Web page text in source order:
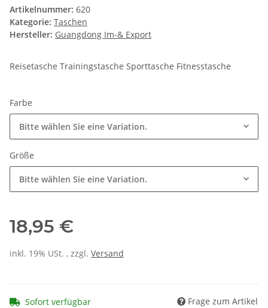
Artikelnummer: 620
Kategorie: Taschen
Hersteller: Guangdong Im-& Export
Reisetasche Trainingstasche Sporttasche Fitnesstasche
Farbe
Bitte wählen Sie eine Variation.
Größe
Bitte wählen Sie eine Variation.
18,95 €
inkl. 19% USt. , zzgl. Versand
Sofort verfügbar Frage zum Artikel